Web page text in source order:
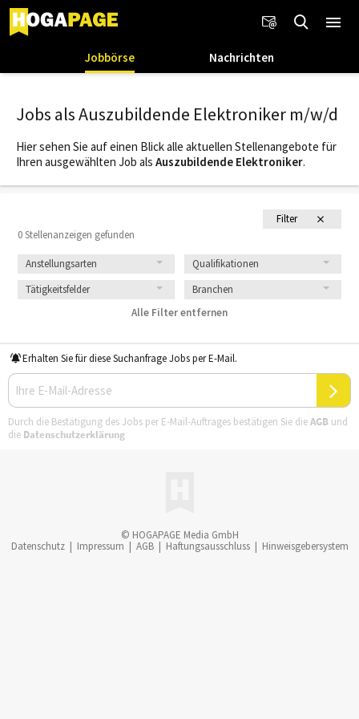
Jobbörse Nachrichten
Filter
0 Stellenanzeigen gefunden
Anstellungsarten
Qualifikationen
Tätigkeitsfelder
Branchen
Alle Filter entfernen
Erhalten Sie für diese Suchanfrage Jobs per E-Mail.
Durch die Bestätigung des Jobs per E-Mail-Auftrages bestätigen Sie dieAGB und
die Datenschutzerklärung
Jobs als Auszubildende Elektroniker m/w/d
Hier sehen Sie auf einen Blick alle aktuellen Stellenangebote für
Ihren ausgewählten Job als Auszubildende Elektroniker.
© HOGAPAGE Media GmbH
Datenschutz | Impressum | AGB | Haftungsausschluss | Hinweisgebersystem